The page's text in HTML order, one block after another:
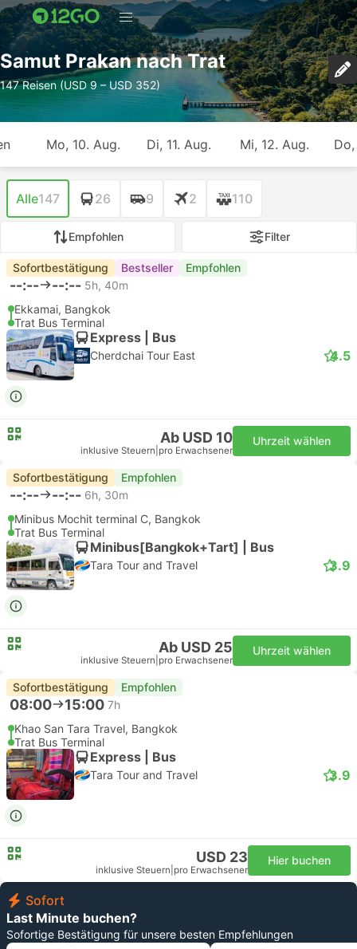
Samut Prakan nach Trat
147 Reisen (USD 9 – USD 352)
Mo, 10. Aug. Di, 11. Aug. Mi, 12. Aug.
Alle147 26 9 2 110
Empfohlen Filter
Sofortbestätigung Bestseller Empfohlen
--:-- --:-- 5h, 40m
Ekkamai, Bangkok
Trat Bus Terminal
Express | Bus
Cherdchai Tour East 4.5
Ab USD 10
inklusive Steuern pro Erwachsener
Uhrzeit wählen
Sofortbestätigung Empfohlen
--:-- --:-- 6h, 30m
Minibus Mochit terminal C, Bangkok
Trat Bus Terminal
Minibus[Bangkok+Tart] | Bus
Tara Tour and Travel 3.9
Ab USD 25
inklusive Steuern pro Erwachsener
Uhrzeit wählen
Sofortbestätigung Empfohlen
08:00 15:00 7h
Khao San Tara Travel, Bangkok
Trat Bus Terminal
Express | Bus
Tara Tour and Travel 3.9
USD 23
inklusive Steuern pro Erwachsener
Hier buchen
Sofort
Last Minute buchen?
Sofortige Bestätigung für unsere besten Empfehlungen